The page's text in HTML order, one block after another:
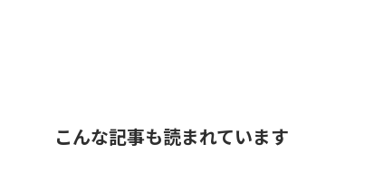
こんな記事も読まれています